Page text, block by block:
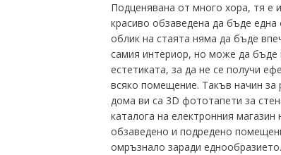
Подценявана от много хора, тя е
красиво обзаведена да бъде една
облик на стаята няма да бъде
самия интериор, но може да бъде
естетиката, за да не се получи
всяко помещение. Такъв начин за
дома ви са 3D фототапети за
каталога на електронния магазин
обзаведено и подредено
омръзнало заради